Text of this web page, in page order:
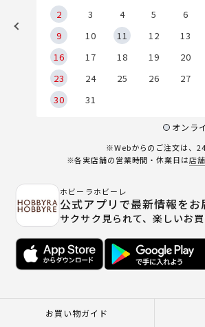
2
3 4 5 6
9
10 11 12 13
16
17 18 19 20
23
24 25 26 27
30
31
オンラ
※Webからのご注文は、
※各実店舗の営業時間・休業日は店
ホビーラホビーレ
公式アプリで最新情報をお
サクサク見られて、楽しいお
お買い物ガイド